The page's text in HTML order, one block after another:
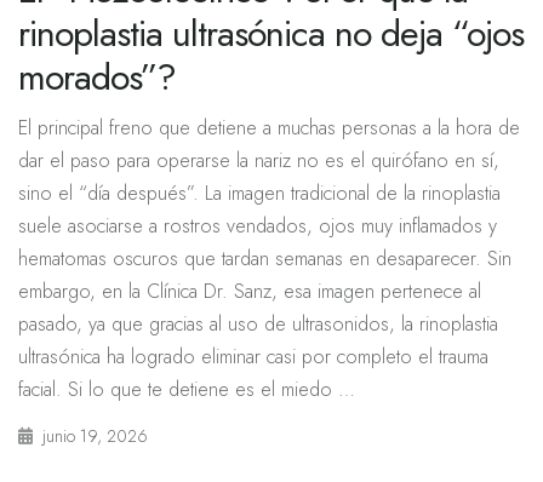
rinoplastia ultrasónica no deja “ojos
morados”?
El principal freno que detiene a muchas personas a la hora de
dar el paso para operarse la nariz no es el quirófano en sí,
sino el “día después”. La imagen tradicional de la rinoplastia
suele asociarse a rostros vendados, ojos muy inflamados y
hematomas oscuros que tardan semanas en desaparecer. Sin
embargo, en la Clínica Dr. Sanz, esa imagen pertenece al
pasado, ya que gracias al uso de ultrasonidos, la rinoplastia
ultrasónica ha logrado eliminar casi por completo el trauma
facial. Si lo que te detiene es el miedo …
junio 19, 2026